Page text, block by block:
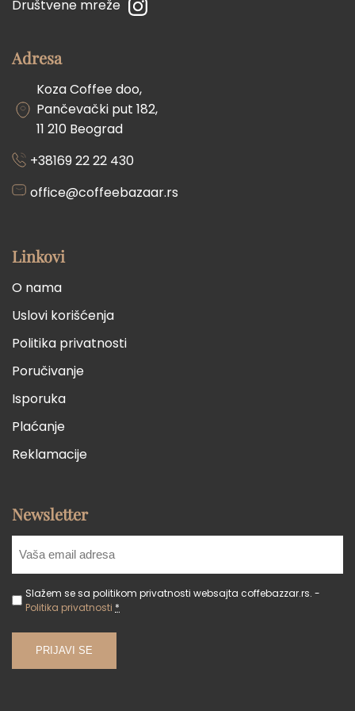
proizvoda.
Društvene mreže
Adresa
Koza Coffee doo,
Pančevački put 182,
11 210 Beograd
+38169 22 22 430
office@coffeebazaar.rs
Linkovi
O nama
Uslovi korišćenja
Politika privatnosti
Poručivanje
Isporuka
Plaćanje
Reklamacije
Newsletter
Slažem se sa politikom privatnosti websajta coffebazzar.rs. -
Politika privatnosti *